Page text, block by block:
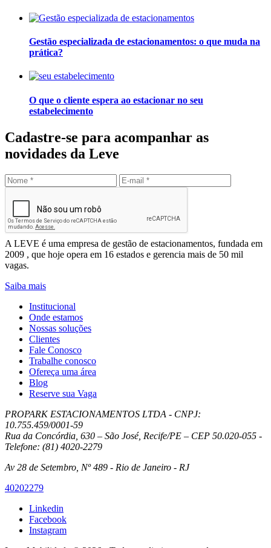
Gestão especializada de estacionamentos: o que muda na
prática?
O que o cliente espera ao estacionar no seu
estabelecimento
Cadastre-se para acompanhar as
novidades da Leve
Leve Mobilidade – Gestão de Estacionamentos
A LEVE é uma empresa de gestão de estacionamentos, fundada em
2009 , que hoje opera em 16 estados e gerencia mais de 50 mil
vagas.
Saiba mais
Institucional
Onde estamos
Nossas soluções
Clientes
Fale Conosco
Trabalhe conosco
Ofereça uma área
Blog
Reserve sua Vaga
PROPARK ESTACIONAMENTOS LTDA - CNPJ:
10.755.459/0001-59
Rua da Concórdia, 630 – São José, Recife/PE – CEP 50.020-055 -
Telefone: (81) 4020-2279
Av 28 de Setembro, Nº 489 - Rio de Janeiro - RJ
40202279
Linkedin
Facebook
Instagram